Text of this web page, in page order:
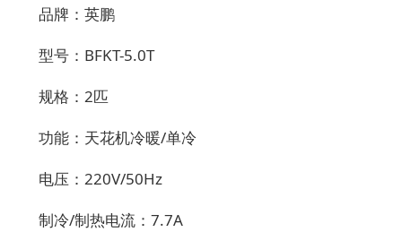
品牌：英鹏
型号： BFKT-5.0T
规格： 2匹
功能：天花机冷暖/单冷
电压： 220V/50Hz
制冷/制热电流：7.7A